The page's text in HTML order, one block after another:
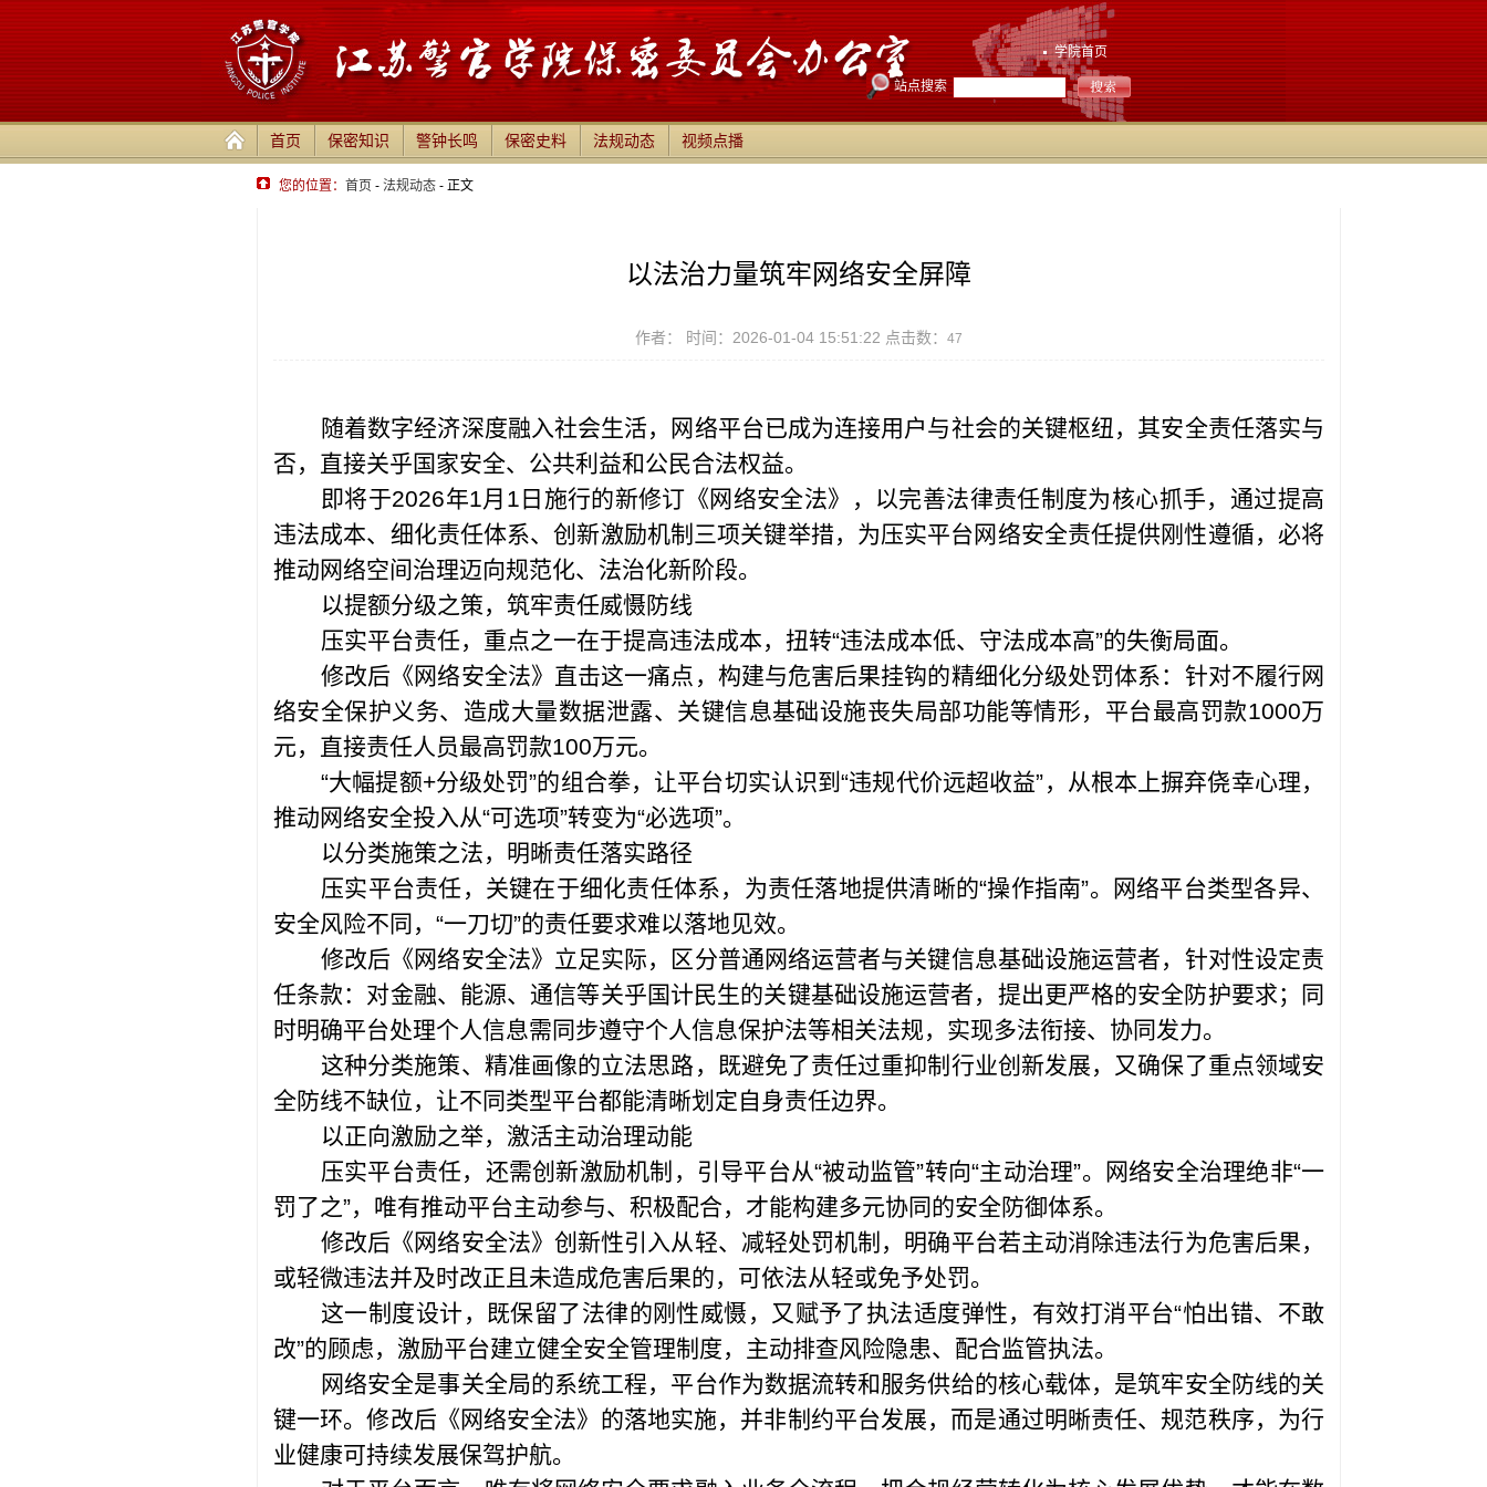
学院首页
站点搜索
首页 保密知识 警钟长鸣 保密史料 法规动态 视频点播
您的位置： 首页 - 法规动态 - 正文
以法治力量筑牢网络安全屏障
作者： 时间：2026-01-04 15:51:22 点击数： 47
随着数字经济深度融入社会生活，网络平台已成为连接用户与社会的关键枢纽，其安全责任落实与
否，直接关乎国家安全、公共利益和公民合法权益。
即将于2026年1月1日施行的新修订《网络安全法》，以完善法律责任制度为核心抓手，通过提高
违法成本、细化责任体系、创新激励机制三项关键举措，为压实平台网络安全责任提供刚性遵循，必将
推动网络空间治理迈向规范化、法治化新阶段。
以提额分级之策，筑牢责任威慑防线
压实平台责任，重点之一在于提高违法成本，扭转“违法成本低、守法成本高”的失衡局面。
修改后《网络安全法》直击这一痛点，构建与危害后果挂钩的精细化分级处罚体系：针对不履行网
络安全保护义务、造成大量数据泄露、关键信息基础设施丧失局部功能等情形，平台最高罚款1000万
元，直接责任人员最高罚款100万元。
“大幅提额+分级处罚”的组合拳，让平台切实认识到“违规代价远超收益”，从根本上摒弃侥幸心理，
推动网络安全投入从“可选项”转变为“必选项”。
以分类施策之法，明晰责任落实路径
压实平台责任，关键在于细化责任体系，为责任落地提供清晰的“操作指南”。网络平台类型各异、
安全风险不同，“一刀切”的责任要求难以落地见效。
修改后《网络安全法》立足实际，区分普通网络运营者与关键信息基础设施运营者，针对性设定责
任条款：对金融、能源、通信等关乎国计民生的关键基础设施运营者，提出更严格的安全防护要求；同
时明确平台处理个人信息需同步遵守个人信息保护法等相关法规，实现多法衔接、协同发力。
这种分类施策、精准画像的立法思路，既避免了责任过重抑制行业创新发展，又确保了重点领域安
全防线不缺位，让不同类型平台都能清晰划定自身责任边界。
以正向激励之举，激活主动治理动能
压实平台责任，还需创新激励机制，引导平台从“被动监管”转向“主动治理”。网络安全治理绝非“一
罚了之”，唯有推动平台主动参与、积极配合，才能构建多元协同的安全防御体系。
修改后《网络安全法》创新性引入从轻、减轻处罚机制，明确平台若主动消除违法行为危害后果，
或轻微违法并及时改正且未造成危害后果的，可依法从轻或免予处罚。
这一制度设计，既保留了法律的刚性威慑，又赋予了执法适度弹性，有效打消平台“怕出错、不敢
改”的顾虑，激励平台建立健全安全管理制度，主动排查风险隐患、配合监管执法。
网络安全是事关全局的系统工程，平台作为数据流转和服务供给的核心载体，是筑牢安全防线的关
键一环。修改后《网络安全法》的落地实施，并非制约平台发展，而是通过明晰责任、规范秩序，为行
业健康可持续发展保驾护航。